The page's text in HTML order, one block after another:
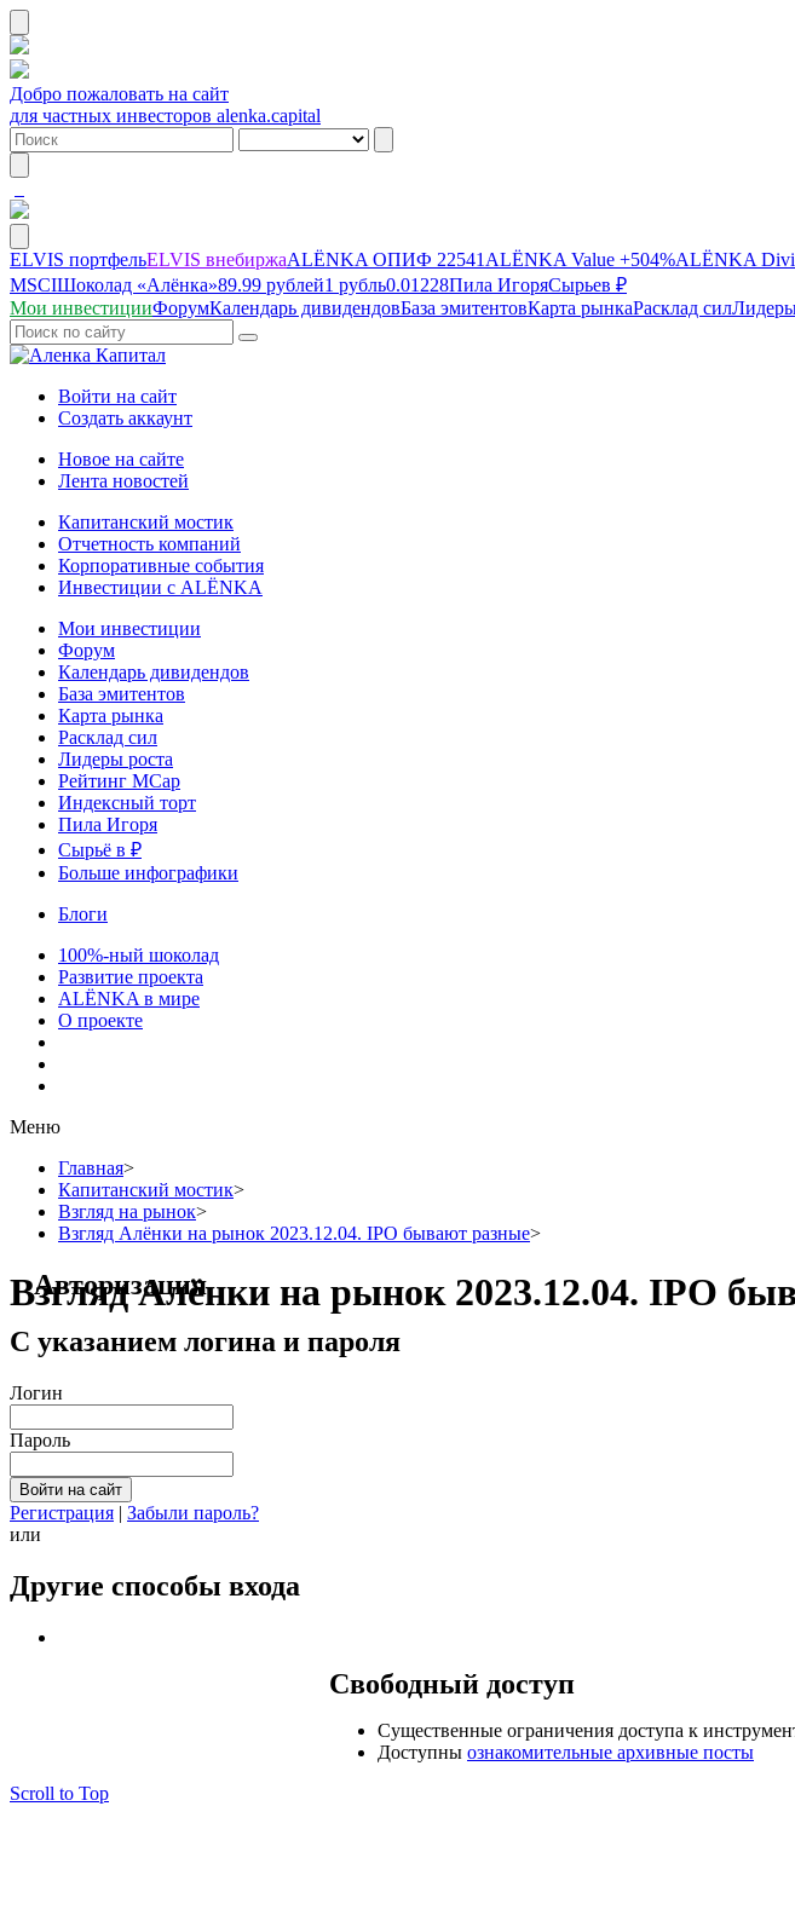
Добро пожаловать на сайт
для частных инвесторов alenka.capital
ELVIS портфельELVIS внебиржаALЁNKA ОПИФ 22541 ALЁNKA Value +504%ALЁNKA
MSCIШоколад «Алёнка»89.99 рублей1 рубль0.01228Пила ИгоряСырьев ₽
Мои инвестицииФорумКалендарь дивидендовБаза эмитентовКарта рынкаРасклад сил
Войти на сайт
Создать аккаунт
Новое на сайте
Лента новостей
Капитанский мостик
Отчетность компаний
Корпоративные события
Инвестиции с ALЁNKA
Мои инвестиции
Форум
Календарь дивидендов
База эмитентов
Карта рынка
Расклад сил
Лидеры роста
Рейтинг MCap
Индексный торт
Пила Игоря
Сырьё в ₽
Больше инфографики
Блоги
100%-ный шоколад
Развитие проекта
ALЁNKA в мире
О проекте
Меню
Главная>
Капитанский мостик>
Взгляд на рынок>
Взгляд Алёнки на рынок 2023.12.04. IPO бывают разные>
Взгляд Алёнки на рынок 2023.12.04. IPO
Авторизация
С указанием логина и пароля
Логин
Пароль
Регистрация | Забыли пароль?
или
Другие способы входа
Свободный доступ
Cущественные ограничения доступа к
Доступны ознакомительные архивные посты
Scroll to Top